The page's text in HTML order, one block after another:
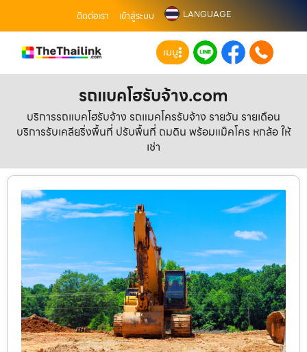
ติดต่อเรา เข้าสู่ระบบ LANGUAGE
เมนู
รถแบคโฮรับจ้าง.com
บริการรถแบคโฮรับจ้าง รถแมคโครรับจ้าง รายวัน รายเดือน
บริการรับเคลียริ่งพื้นที่ ปรับพื้นที่ ถมดิน พร้อมแม็คโคร หกล้อ ให้
เช่า